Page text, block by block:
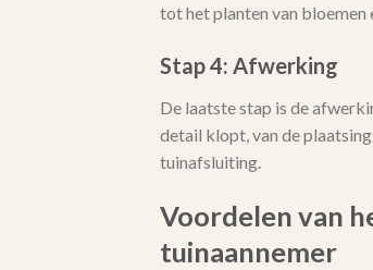
tot het planten van bloemen
Stap 4: Afwerking
De laatste stap is de
detail klopt, van de
tuinafsluiting.
Voordelen van
tuinaannemer